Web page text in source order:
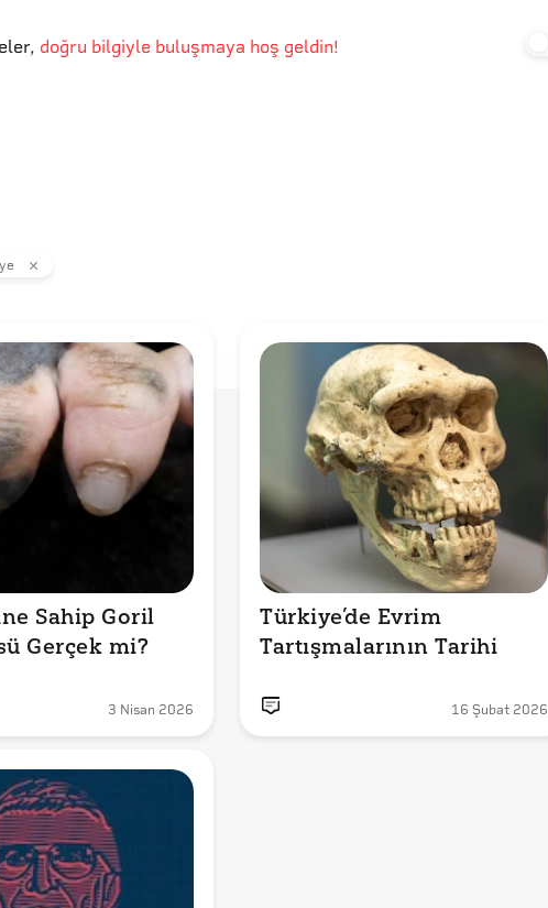
, doğru bilgiyle buluşmaya hoş geldin!
Sahip Goril
Gerçek mi?
3 Nisan 2026
Türkiye’de Evrim
Tartışmalarının Tarihi
16 Şubat 2026